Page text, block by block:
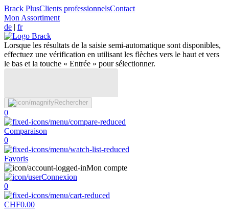
Brack PlusClients professionnelsContact
Mon Assortiment
de | fr
Lorsque les résultats de la saisie semi-automatique sont disponibles,
effectuez une vérification en utilisant les flèches vers le haut et vers
le bas et la touche « Entrée » pour sélectionner.
Rechercher
0
Comparaison
0
Favoris
Mon compte
Connexion
0
CHF0.00